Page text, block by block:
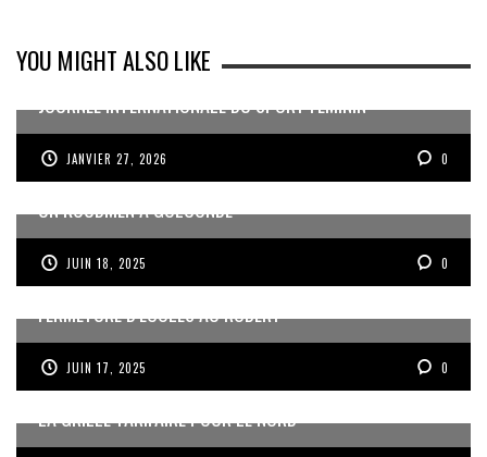
YOU MIGHT ALSO LIKE
JOURNÉE INTERNATIONALE DU SPORT FÉMININ
JANVIER 27, 2026 0
UN KOUDMEN À GOLCONDE
JUIN 18, 2025 0
FERMETURE D’ÉCOLES AU ROBERT
JUIN 17, 2025 0
LA GRILLE TARIFAIRE POUR LE NORD